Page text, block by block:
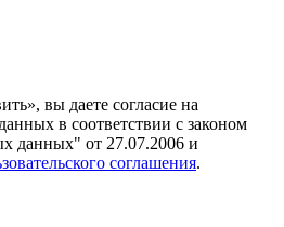
вы даете согласие на
в соответствии с законом
данных" от 27.07.2006 и
соглашения.